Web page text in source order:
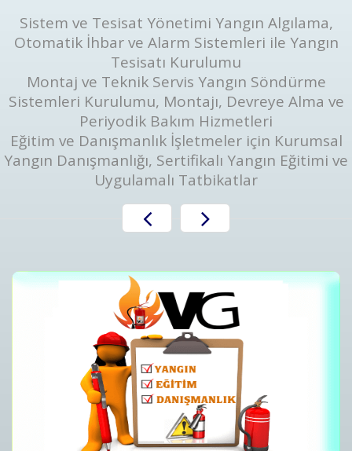
Sistem ve Tesisat Yönetimi Yangın Algılama,
Otomatik İhbar ve Alarm Sistemleri ile Yangın
Tesisatı Kurulumu
Montaj ve Teknik Servis Yangın Söndürme
Sistemleri Kurulumu, Montajı, Devreye Alma ve
Periyodik Bakım Hizmetleri
Eğitim ve Danışmanlık İşletmeler için Kurumsal
Yangın Danışmanlığı, Sertifikalı Yangın Eğitimi ve
Uygulamalı Tatbikatlar
12 kg Tozlu Yangın
12 kg Tozlu Yangın
Detaylar